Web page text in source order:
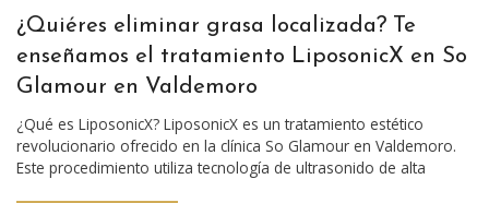
¿Quiéres eliminar grasa localizada? Te
enseñamos el tratamiento LiposonicX en So
Glamour en Valdemoro
¿Qué es LiposonicX? LiposonicX es un tratamiento estético
revolucionario ofrecido en la clínica So Glamour en Valdemoro.
Este procedimiento utiliza tecnología de ultrasonido de alta